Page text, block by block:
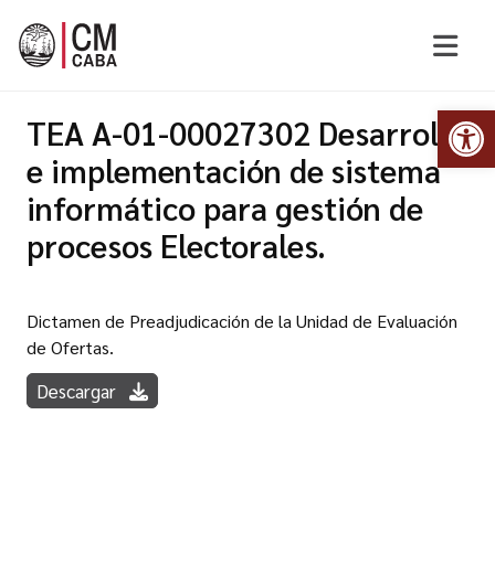
TEA A-01-00027302 Desarrollo
e implementación de sistema
informático para gestión de
procesos Electorales.
Dictamen de Preadjudicación de la Unidad de Evaluación
de Ofertas.
Descargar